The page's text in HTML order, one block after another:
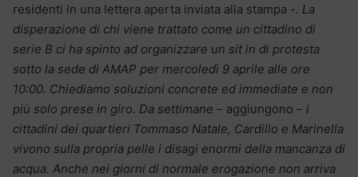
residenti in una lettera aperta inviata alla stampa -. La
disperazione di chi viene trattato come un cittadino di
serie B ci ha spinto ad organizzare un sit in di protesta
sotto la sede di AMAP per mercoledì 9 aprile alle ore
10:00. Chiediamo soluzioni concrete ed immediate e non
più solo prese in giro. Da settimane – aggiungono – i
cittadini dei quartieri Tommaso Natale, Cardillo e Marinella
vivono sulla propria pelle i disagi enormi della mancanza di
acqua. Anche nei giorni di normale erogazione non arriva